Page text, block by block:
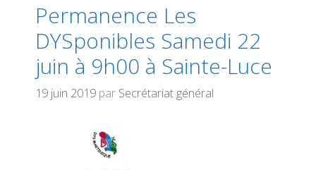
Permanence Les
DYSponibles Samedi 22
juin à 9h00 à Sainte-Luce
19 juin 2019 par Secrétariat général